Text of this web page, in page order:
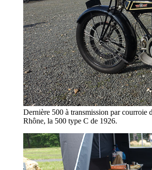
Dernière 500 à transmission par courroie
Rhône, la 500 type C de 1926.